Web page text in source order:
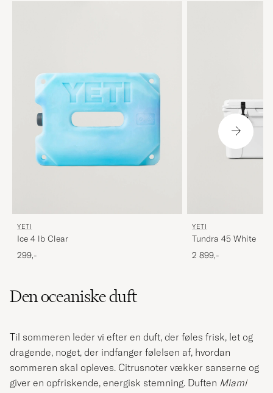
YETI
Ice 4 lb Clear
299,-
YETI
Tundra 45 White
2 899,-
Den oceaniske duft
Til sommeren leder vi efter en duft, der føles frisk, let og
dragende, noget, der indfanger følelsen af, hvordan
sommeren skal opleves. Citrusnoter vækker sanserne og
giver en opfriskende, energisk stemning. Duften Miami